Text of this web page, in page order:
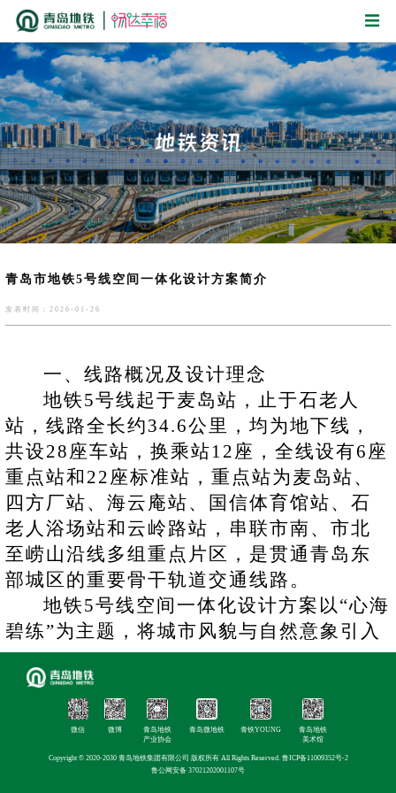
青岛市地铁5号线空间一体化设计方案简介
发表时间：2026-01-26
一、 线路概况及设计理念
地铁5号线起于麦岛站，止于石老人
站，线路全长约34.6公里，均为地下线，
共设28座车站，换乘站12座，全线设有6座
重点站和22座标准站，重点站为麦岛站、
四方厂站、海云庵站、国信体育馆站、石
老人浴场站和云岭路站，串联市南、市北
至崂山沿线多组重点片区，是贯通青岛东
部城区的重要骨干轨道交通线路。
地铁5号线空间一体化设计方案以“心海
碧练”为主题，将城市风貌与自然意象引入
地下空间。设计中采用简明有力的线条与
明快的色彩对比，突出清水建筑空间的纯
粹质感与结构之美；同时提炼海、云、
风、浪等自然元素，以及沿线古建筑的结
构与色彩特征，将其转化为可视化、抽象
微信 微博
青岛地铁
产业协会
青岛微地铁 青铁YOUNG
青岛地铁
美术馆
Copyright © 2020-2030 青岛地铁集团有限公司 版权所有 All Rights Reserved. 鲁ICP备11009352号-2
鲁公网安备 37021202001107号